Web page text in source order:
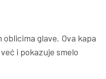
glave. Ova kapa
i pokazuje smelo